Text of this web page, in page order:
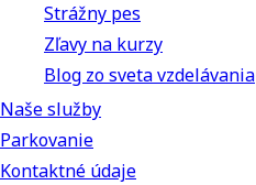
Strážny pes
Zľavy na kurzy
Blog zo sveta vzdelávania
Naše služby
Parkovanie
Kontaktné údaje